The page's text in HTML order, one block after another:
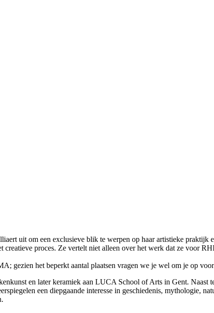
uit om een exclusieve blik te werpen op haar artistieke praktijk
creatieve proces. Ze vertelt niet alleen over het werk dat ze voor
gezien het beperkt aantal plaatsen vragen we je wel om je op
en later keramiek aan LUCA School of Arts in Gent. Naast
een diepgaande interesse in geschiedenis, mythologie,